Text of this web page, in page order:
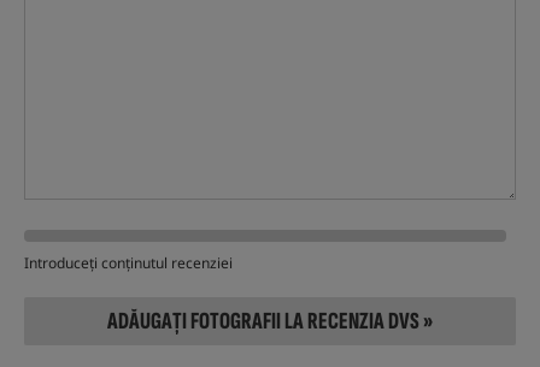
Introduceți conținutul recenziei
ADĂUGAȚI FOTOGRAFII LA RECENZIA DVS »